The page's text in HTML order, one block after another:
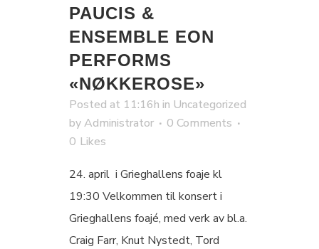
PAUCIS &
ENSEMBLE EON
PERFORMS
«NØKKEROSE»
Posted at 11:16h in Uncategorized
byAdministrator
0 Comments
0 Likes
24. april i Grieghallens foaje kl
19:30 Velkommen til konsert i
Grieghallens foajé, med verk av bl.a.
Craig Farr, Knut Nystedt, Tord